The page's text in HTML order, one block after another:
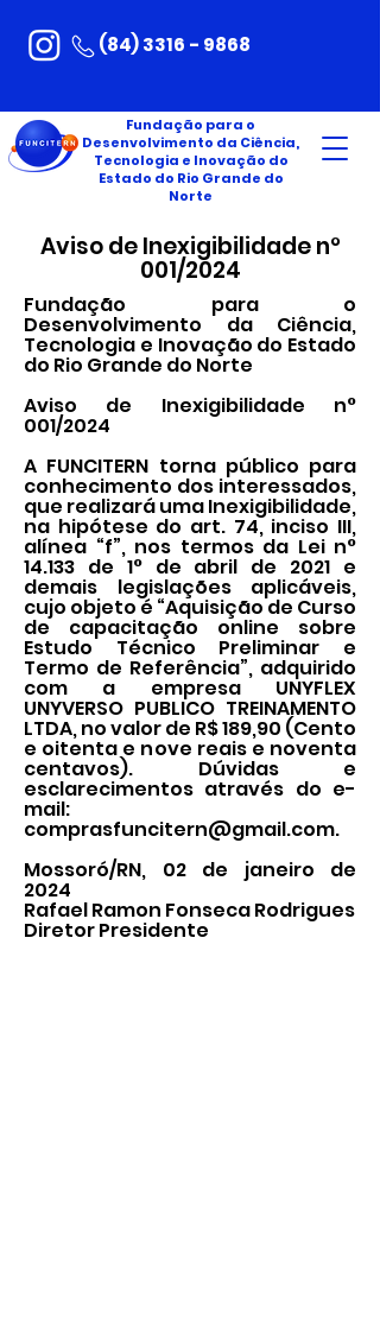
(84) 3316 - 9868
Fundação para o
Desenvolvimento da Ciência,
Tecnologia e Inovação do
Estado do Rio Grande do
Norte
Aviso de Inexigibilidade n°
001/2024
Fundação para o
Desenvolvimento da Ciência,
Tecnologia e Inovação do Estado
do Rio Grande do Norte
Aviso de Inexigibilidade n°
001/2024
A FUNCITERN torna público para
conhecimento dos interessados,
que realizará uma Inexigibilidade,
na hipótese do art. 74, inciso III,
alínea “f”, nos termos da Lei n°
14.133 de 1° de abril de 2021 e
demais legislações aplicáveis,
cujo objeto é “Aquisição de Curso
de capacitação online sobre
Estudo Técnico Preliminar e
Termo de Referência”, adquirido
com a empresa UNYFLEX
UNYVERSO PUBLICO TREINAMENTO
LTDA, no valor de R$ 189,90 (Cento
e oitenta e nove reais e noventa
centavos). Dúvidas e
esclarecimentos através do e-
mail:
comprasfuncitern@gmail.com.
Mossoró/RN, 02 de janeiro de
2024
Rafael Ramon Fonseca Rodrigues
Diretor Presidente